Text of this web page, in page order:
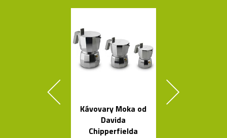
Kávovary Moka od
Davida
Chipperfielda